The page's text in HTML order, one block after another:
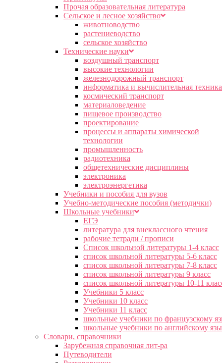
Прочая образовательная литература
Сельское и лесное хозяйство
животноводство
растениеводство
сельское хозяйство
Технические науки
воздушный транспорт
высокие технологии
железнодорожный транспорт
информатика и вычислительная техника
космический транспорт
материаловедение
пищевое производство
проектирование
процессы и аппараты химической
технологии
промышленность
радиотехника
общетехнические дисциплины
электроника
электроэнергетика
Учебники и пособия для вузов
Учебно-методические пособия (методички)
Школьные учебники
ЕГЭ
литература для внеклассного чтения
рабочие тетради / прописи
Список школьной литературы 1-4 класс
список школьной литературы 5-6 класс
список школьной литературы 7-8 класс
список школьной литературы 9 класс
список школьной литературы 10-11
Учебники 5 класс
Учебники 10 класс
Учебники 11 класс
школьные учебники по французскому
школьные учебники по английскому
Словари, справочники
Зарубежная справочная лит-ра
Путеводители